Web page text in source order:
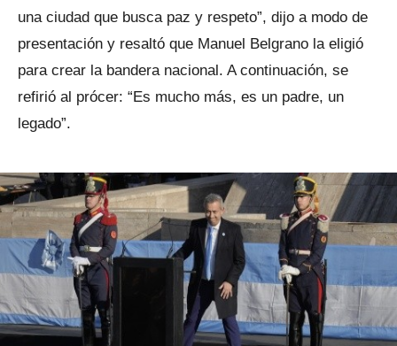
una ciudad que busca paz y respeto”, dijo a modo de
presentación y resaltó que Manuel Belgrano la eligió
para crear la bandera nacional. A continuación, se
refirió al prócer: “Es mucho más, es un padre, un
legado”.